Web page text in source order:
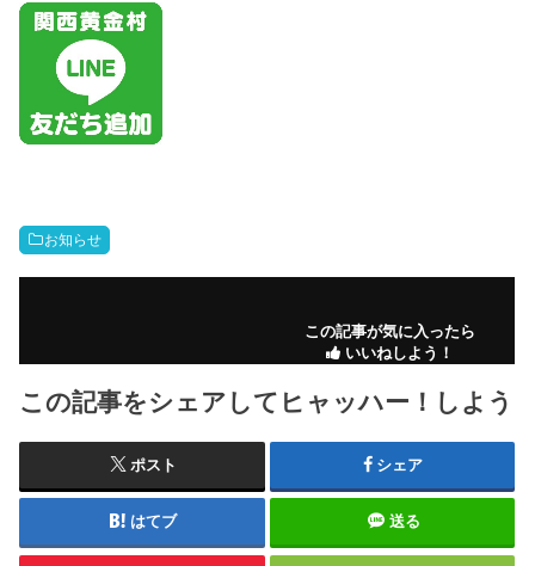
お知らせ
この記事が気に入ったら
いいねしよう！
この記事をシェアしてヒャッハー！しよう
ポスト シェア
はてブ 送る